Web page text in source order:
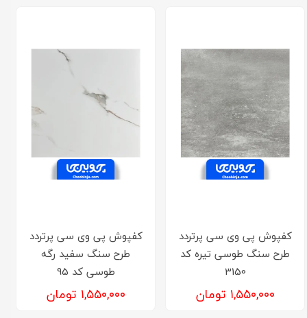
کفپوش پی وی سی پرتردد
طرح سنگ طوسی تیره کد
3150
۱,۵۵۰,۰۰۰ تومان
کفپوش پی وی سی پرتردد
طرح سنگ سفید رگه
طوسی کد 95
۱,۵۵۰,۰۰۰ تومان